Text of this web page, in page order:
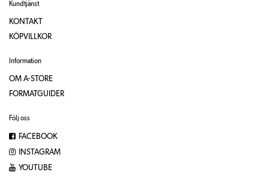
Kundtjänst
KONTAKT
KÖPVILLKOR
Information
OM A-STORE
FORMATGUIDER
Följ oss
FACEBOOK
INSTAGRAM
YOUTUBE